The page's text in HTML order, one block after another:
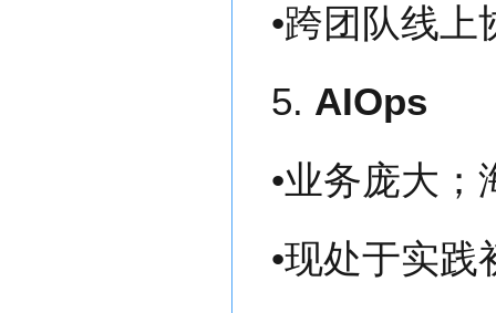
•跨团队线上
5. AIOps
•业务庞大
•现处于实践